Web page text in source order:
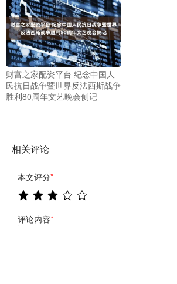
财富之家配资平台 纪念中国人
民抗日战争暨世界反法西斯战争
胜利80周年文艺晚会侧记
相关评论
本文评分*
评论内容*